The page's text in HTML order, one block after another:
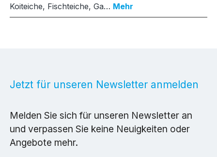
Koiteiche, Fischteiche, Ga… Mehr
Jetzt für unseren Newsletter anmelden
Melden Sie sich für unseren Newsletter an
und verpassen Sie keine Neuigkeiten oder
Angebote mehr.